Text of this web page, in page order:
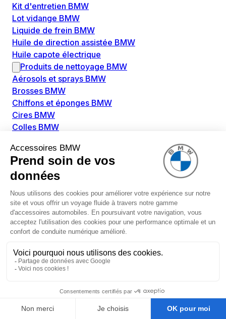
Kit d'entretien BMW
Lot vidange BMW
Liquide de frein BMW
Huile de direction assistée BMW
Huile capote électrique
Produits de nettoyage BMW
Aérosols et sprays BMW
Brosses BMW
Chiffons et éponges BMW
Cires BMW
Colles BMW
Détachants BMW
Disolvants BMW
Lubrifiants BMW
Nettoyant extérieur BMW
Pièces détachées BMW
Alimentation Carburant BMW
Boitier papillon BMW
Faisceau de câble pour réservoir avec pompe
d'aspiration BMW
Injecteur BMW
Pompe diesel BMW
Allumage / Préchauffage BMW